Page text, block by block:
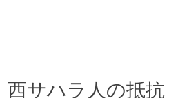
西サハラ人の抵抗